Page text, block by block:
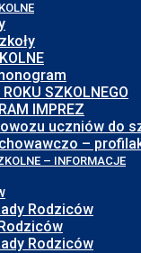
SZKOLNEGO
IMPREZ
uczniów do
–
– INFORMACJE
Rodziców
Rodziców